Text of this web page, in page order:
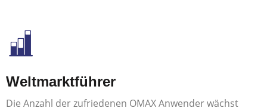
Weltmarktführer
Die Anzahl der zufriedenen OMAX Anwender wächst